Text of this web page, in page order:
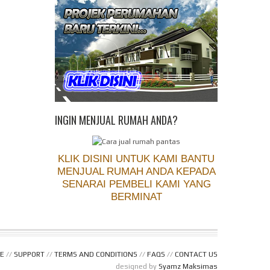
INGIN MENJUAL RUMAH ANDA?
KLIK DISINI UNTUK KAMI BANTU
MENJUAL RUMAH ANDA KEPADA
SENARAI PEMBELI KAMI YANG
BERMINAT
// SUPPORT // TERMS AND CONDITIONS // FAQS // CONTACT US
designed by Syamz Maksimas